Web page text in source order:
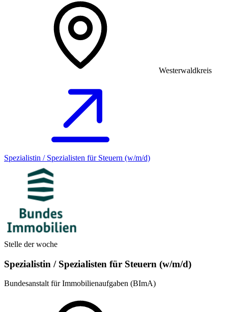
Westerwaldkreis
Spezialistin / Spezialisten für Steuern (w/m/d)
Stelle der woche
Spezialistin / Spezialisten für Steuern (w/m/d)
Bundesanstalt für Immobilienaufgaben (BImA)